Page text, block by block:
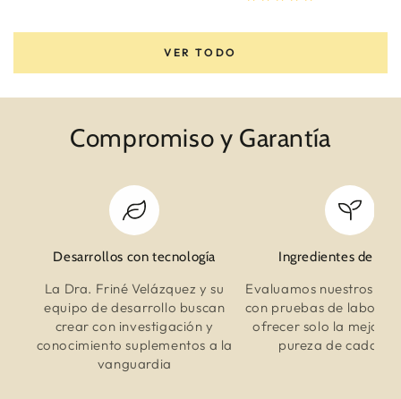
VER TODO
Compromiso y Garantía
Desarrollos con tecnología
La Dra. Friné Velázquez y su
equipo de desarrollo buscan
crear con investigación y
conocimiento suplementos a la
vanguardia
Ingredientes de
Evaluamos nuestros
con pruebas de
ofrecer solo la mejor
pureza de cada